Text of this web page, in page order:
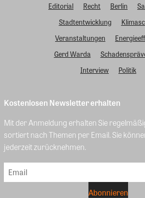
Editorial
Recht Berlin
Stadtentwicklung
Veranstaltungen
Gerd Warda
Interview
Politik
Kostenlosen Newsletter erhalten
Mit der Anmeldung erhalten Sie
sortiert nach Themen per Email. Sie
jederzeit zurücknehmen.